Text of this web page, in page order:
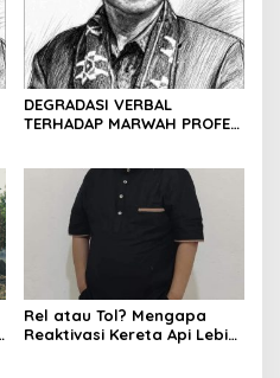
DEGRADASI VERBAL
TERHADAP MARWAH PROFESI
OKNUM ADVOKAT HOTMAN
PARIS HUTAPEA
Rel atau Tol? Mengapa
Reaktivasi Kereta Api Lebih